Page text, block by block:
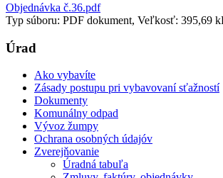
Objednávka č.36.pdf
Typ súboru: PDF dokument, Veľkosť: 395,69
Úrad
Ako vybavíte
Zásady postupu pri vybavovaní sťažností
Dokumenty
Komunálny odpad
Vývoz žumpy
Ochrana osobných údajóv
Zverejňovanie
Úradná tabuľa